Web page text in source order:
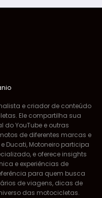
e criador de conteúdo
Ele compartilha sua
YouTube e outras
de diferentes marcas e
Ducati, Motoneiro participa
e oferece insights
e experiências de
para quem busca
de viagens, dicas de
das motocicletas.